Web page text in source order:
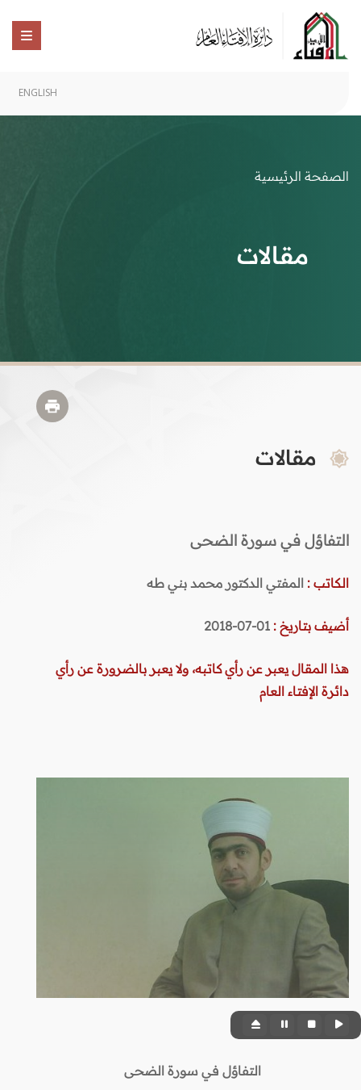
ENGLISH
الصفحة الرئيسية
مقالات
مقالات
التفاؤل في سورة الضحى
الكاتب : المفتي الدكتور محمد بني طه
أضيف بتاريخ : 01-07-2018
هذا المقال يعبر عن رأي كاتبه، ولا يعبر بالضرورة عن رأي
دائرة الإفتاء العام
التفاؤل في سورة الضحى